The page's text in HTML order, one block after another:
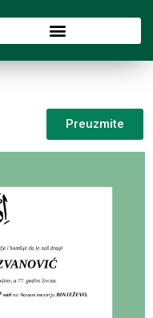
Preuzmite